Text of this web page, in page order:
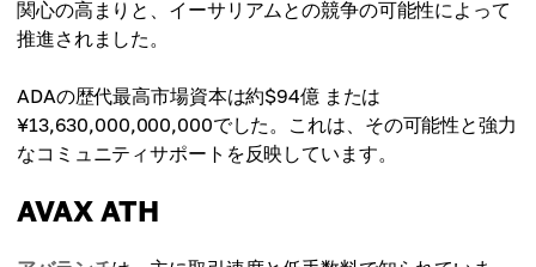
関心の高まりと、イーサリアムとの競争の可能性によって
推進されました。
ADAの歴代最高市場資本は約$94億 または
¥13,630,000,000,000でした。これは、その可能性と強力
なコミュニティサポートを反映しています。
AVAX ATH